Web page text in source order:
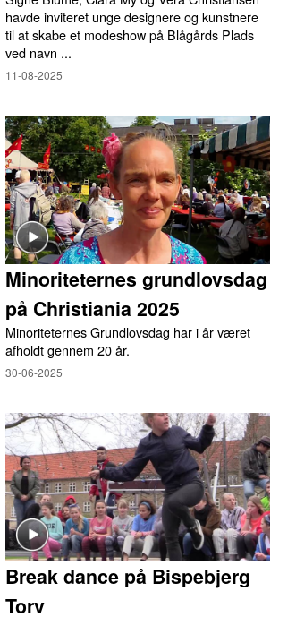
havde inviteret unge designere og kunstnere
til at skabe et modeshow på Blågårds Plads
ved navn ...
11-08-2025
Minoriteternes grundlovsdag
på Christiania 2025
Minoriteternes Grundlovsdag har i år været
afholdt gennem 20 år.
30-06-2025
Break dance på Bispebjerg
Torv